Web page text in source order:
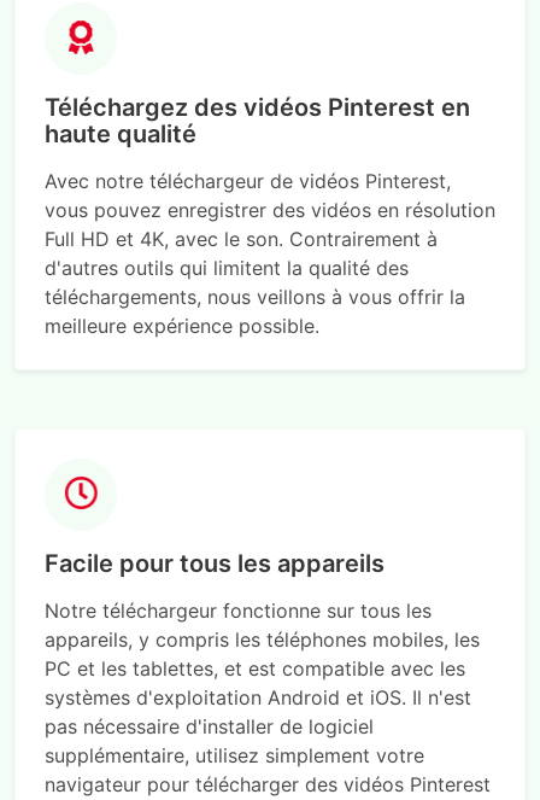
Téléchargez des vidéos Pinterest en
haute qualité
Avec notre téléchargeur de vidéos Pinterest,
vous pouvez enregistrer des vidéos en résolution
Full HD et 4K, avec le son. Contrairement à
d'autres outils qui limitent la qualité des
téléchargements, nous veillons à vous offrir la
meilleure expérience possible.
Facile pour tous les appareils
Notre téléchargeur fonctionne sur tous les
appareils, y compris les téléphones mobiles, les
PC et les tablettes, et est compatible avec les
systèmes d'exploitation Android et iOS. Il n'est
pas nécessaire d'installer de logiciel
supplémentaire, utilisez simplement votre
navigateur pour télécharger des vidéos Pinterest